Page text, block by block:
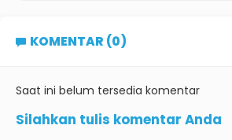
KOMENTAR (0)
Saat ini belum tersedia komentar
Silahkan tulis komentar Anda